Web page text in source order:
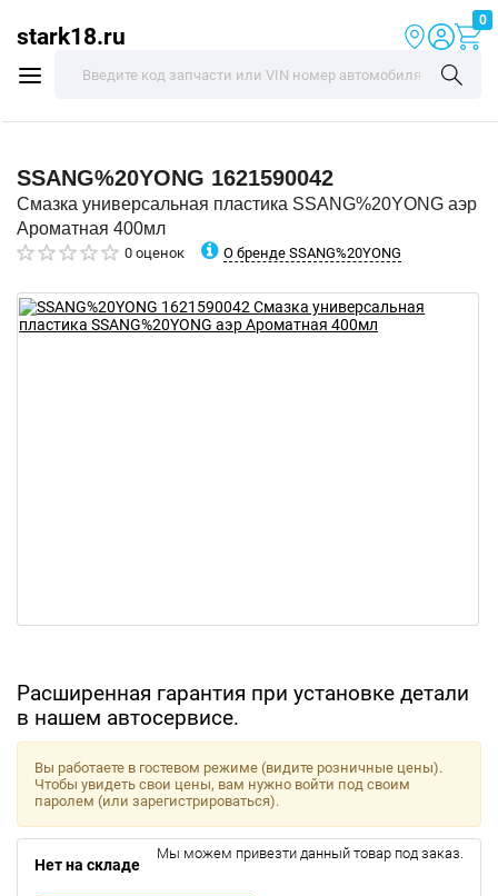
stark18.ru
0
SSANG%20YONG 1621590042
Смазка универсальная пластика SSANG%20YONG аэр
Ароматная 400мл
0 оценок О бренде SSANG%20YONG
Расширенная гарантия при установке детали
в нашем автосервисе.
Вы работаете в гостевом режиме (видите розничные цены).
Чтобы увидеть свои цены, вам нужно войти под своим
паролем (или зарегистрироваться).
Нет на складе
Мы можем привезти данный товар под заказ.